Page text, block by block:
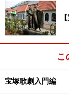
こ
宝塚歌劇入門編